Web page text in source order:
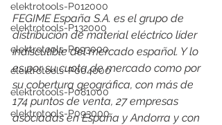
elektrotools-P012000
elektrotools-P132000
elektrotools-P993000
elektrotools-P004000
elektrotools-P081000
elektrotools-P093000
FEGIME España S.A. es el grupo de
distribución de material eléctrico líder
indiscutible del mercado español. Y lo
es por su cuota de mercado como por
su cobertura geográfica, con más de
174 puntos de venta, 27 empresas
asociadas en España y Andorra y con